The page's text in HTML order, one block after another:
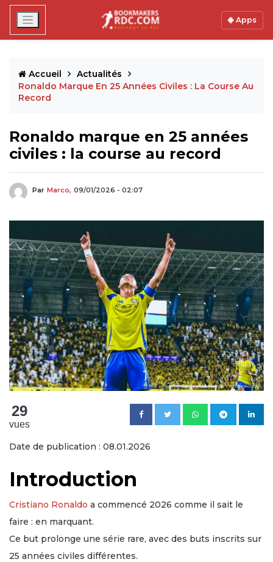
Apps
Accueil
Actualités
Ronaldo Marque En 25 Années Civiles : La Course Au
Record
Ronaldo marque en 25 années
civiles : la course au record
Par Marco, 09/01/2026 - 02:07
29
vues
Date de publication : 08.01.2026
Introduction
Cristiano Ronaldo a commencé 2026 comme il sait le
faire : en marquant.
Ce but prolonge une série rare, avec des buts inscrits sur
25 années civiles différentes.